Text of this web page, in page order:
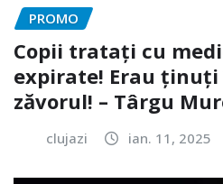
PROMO
Copii tratați cu
expirate! Erau
zăvorul! – Târgu
clujazi ian. 11, 2025